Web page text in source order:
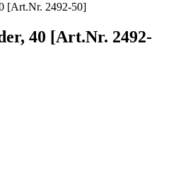
[Art.Nr. 2492-50]
40 [Art.Nr. 2492-